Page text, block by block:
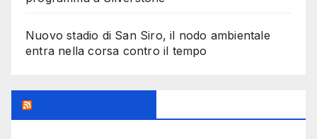
Nuovo stadio di San Siro, il nodo ambientale
entra nella corsa contro il tempo